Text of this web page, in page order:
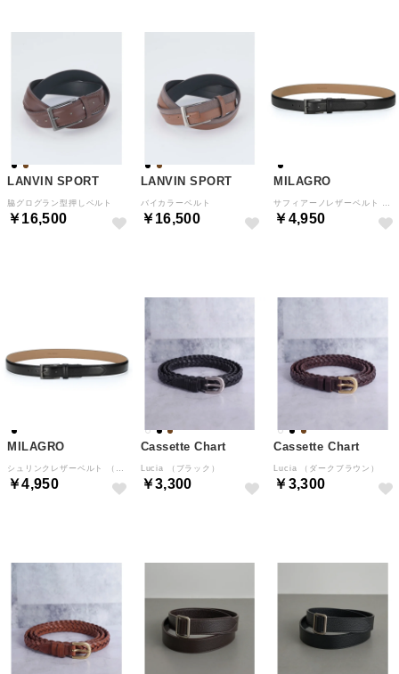
LANVIN SPORT
脇グログラン型押しベルト
￥16,500
LANVIN SPORT
バイカラーベルト
￥16,500
MILAGRO
￥4,950
MILAGRO
￥4,950
Cassette Chart
Lucia （ブラック）
￥3,300
Cassette Chart
Lucia （ダークブラウン）
￥3,300